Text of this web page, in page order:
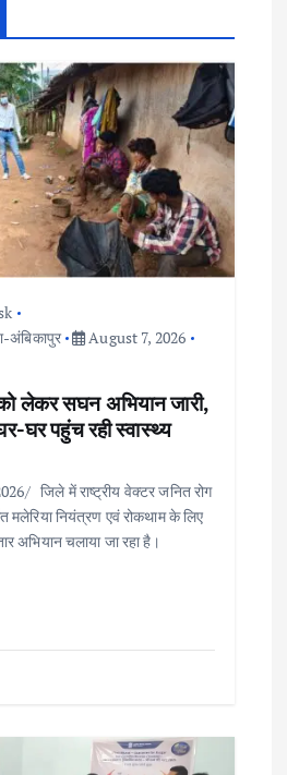
अंबिकापुर
August 7, 2026
लेकर सघन अभियान जारी,
घर पहुंच रही स्वास्थ्य
जिले में राष्ट्रीय वेक्टर जनित रोग
मलेरिया नियंत्रण एवं रोकथाम के लिए
अभियान चलाया जा रहा है।